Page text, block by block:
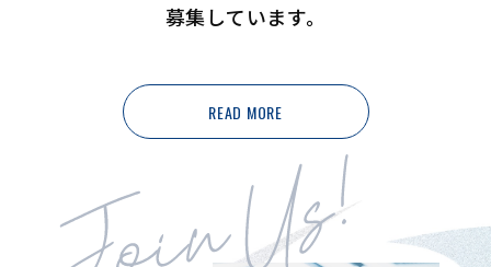
募集しています。
READ MORE